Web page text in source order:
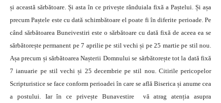
și această sărbătoare. Și asta în ce privește rânduiala fixă a Paștelui. Și așa
precum Paștele este cu dată schimbătoare el poate fi în diferite perioade. Pe
când sărbătoarea Buneivestiri este o sărbătoare cu dată fixă de aceea ea se
sărbătorește permanent pe 7 aprilie pe stil vechi și pe 25 martie pe stil nou.
Așa precum și sărbătoarea Nașterii Domnului se sărbătorește tot la dată fixă
7 ianuarie pe stil vechi și 25 decembrie pe stil nou. Citirile pericopelor
Scripturistice se face conform perioadei în care se află Biserica și anume cea
a postului. Iar în ce privește Bunavestire vă atrag atenția asupra